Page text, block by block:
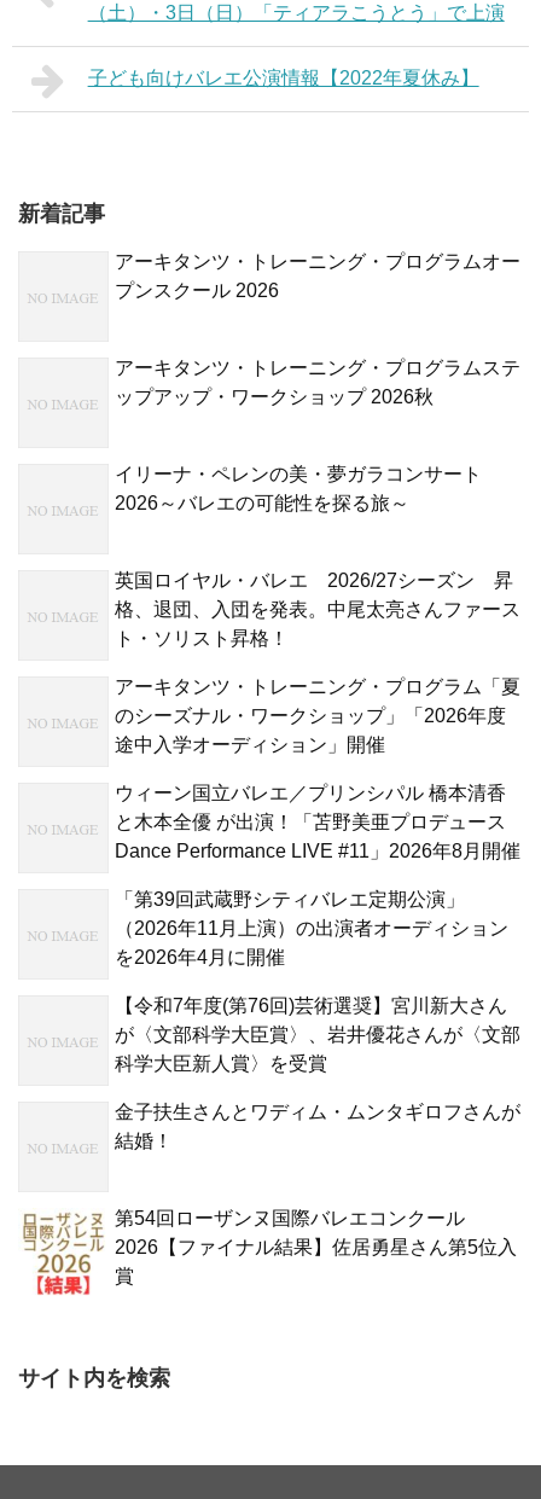
（土）・3日（日）「ティアラこうとう」で上演
子ども向けバレエ公演情報【2022年夏休み】
新着記事
アーキタンツ・トレーニング・プログラムオー
プンスクール 2026
アーキタンツ・トレーニング・プログラムステ
ップアップ・ワークショップ 2026秋
イリーナ・ペレンの美・夢ガラコンサート
2026～バレエの可能性を探る旅～
英国ロイヤル・バレエ 2026/27シーズン 昇
格、退団、入団を発表。中尾太亮さんファース
ト・ソリスト昇格！
アーキタンツ・トレーニング・プログラム「夏
のシーズナル・ワークショップ」「2026年度
途中入学オーディション」開催
ウィーン国立バレエ／プリンシパル 橋本清香
と木本全優 が出演！「苫野美亜プロデュース
Dance Performance LIVE #11」2026年8月開催
「第39回武蔵野シティバレエ定期公演」
（2026年11月上演）の出演者オーディション
を2026年4月に開催
【令和7年度(第76回)芸術選奨】宮川新大さん
が〈文部科学大臣賞〉、岩井優花さんが〈文部
科学大臣新人賞〉を受賞
金子扶生さんとワディム・ムンタギロフさんが
結婚！
第54回ローザンヌ国際バレエコンクール
2026【ファイナル結果】佐居勇星さん第5位入
賞
サイト内を検索